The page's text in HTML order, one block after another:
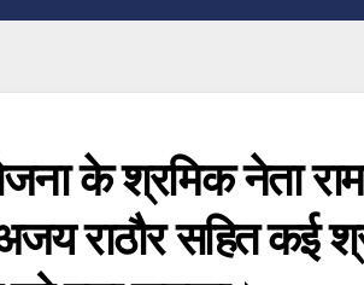
के श्रमिक नेता
राठौर सहित कई